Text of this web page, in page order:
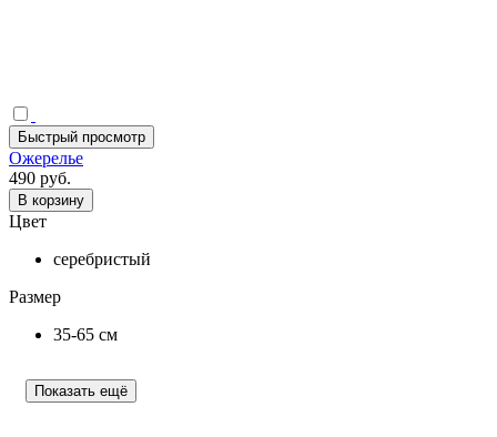
Быстрый просмотр
Ожерелье
490 руб.
В корзину
Цвет
серебристый
Размер
35-65 см
Показать ещё